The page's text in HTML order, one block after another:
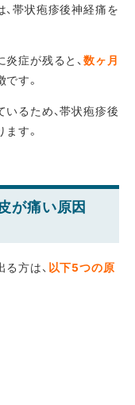
帯状疱疹後神経痛を
症が残ると、数ヶ月
す。
るため、帯状疱疹後
す。
が痛い原因
方は、 以下5つの原